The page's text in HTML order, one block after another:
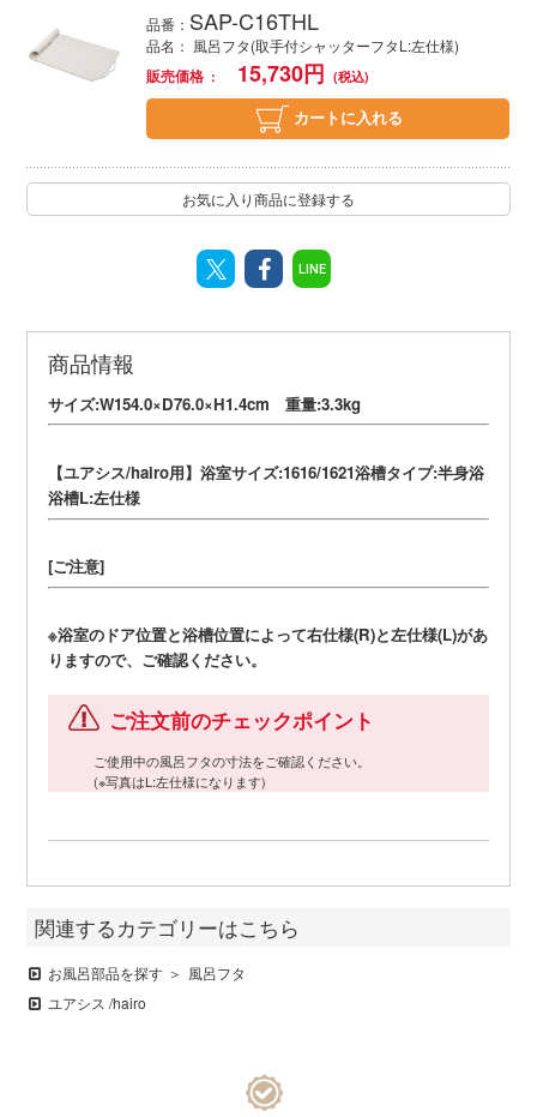
品番： SAP-C16THL
品名： 風呂フタ(取手付シャッターフタL:左仕様)
販売価格
15,730円
カートに入れる
お気に入り商品に登録する
LINE
商品情報
サイズ:W154.0×D76.0×H1.4cm 重量:3.3kg
【ユアシス/hairo用】浴室サイズ:1616/1621浴槽タイプ:半身浴
浴槽L:左仕様
[ご注意]
※浴室のドア位置と浴槽位置によって右仕様(R)と左仕様(L)があ
りますので、ご確認ください。
ご注文前のチェックポイント
ご使用中の風呂フタの寸法をご確認ください。
(※写真はL:左仕様になります)
関連するカテゴリーはこちら
お風呂部品を探す
風呂フタ
ユアシス /hairo